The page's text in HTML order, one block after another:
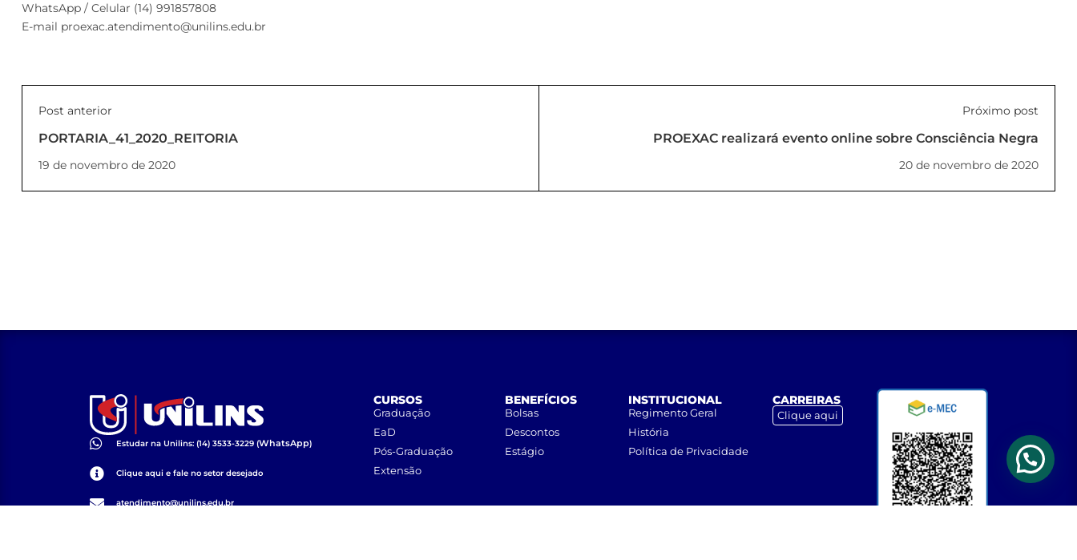
WhatsApp / Celular (14) 991857808
E-mail proexac.atendimento@unilins.edu.br
Post anterior
PORTARIA_41_2020_REITORIA
19 de novembro de 2020
Próximo post
PROEXAC realizará evento online sobre Consciência Negra
20 de novembro de 2020
Estudar na Unilins: (14) 3533-3229 (WhatsApp)
Clique aqui e fale no setor desejado
atendimento@unilins.edu.br
CURSOS
Graduação
EaD
Pós-Graduação
Extensão
BENEFÍCIOS
Bolsas
Descontos
Estágio
INSTITUCIONAL
Regimento Geral
História
Política de Privacidade
CARREIRAS
Clique aqui